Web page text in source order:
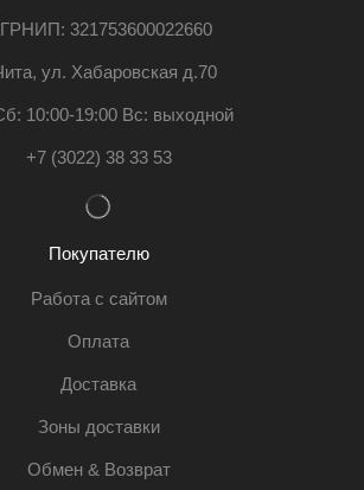
321753600022660
ул. Хабаровская д.70
10:00-19:00 Вс: выходной
+7 (3022) 38 33 53
Покупателю
Работа с сайтом
Оплата
Доставка
Зоны доставки
Обмен & Возврат